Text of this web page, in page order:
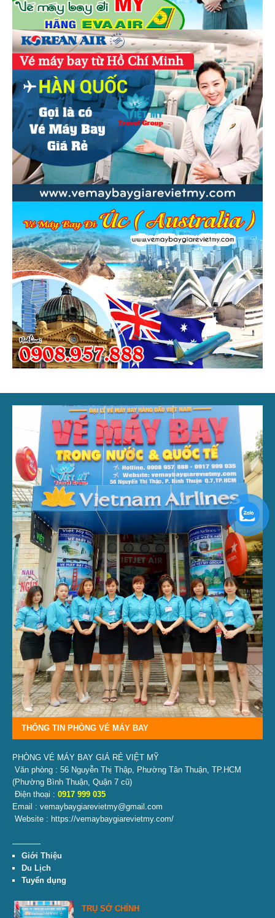
THÔNG TIN PHÒNG VÉ MÁY BAY
PHÒNG VÉ MÁY BAY GIÁ RẺ VIỆT MỸ
Văn phòng : 56 Nguyễn Thị Thập, Phường Tân Thuận, TP.HCM
(Phường Bình Thuận, Quận 7 cũ)
Điện thoại : 0917 999 035
Email : vemaybaygiarevietmy@gmail.com
Website : https://vemaybaygiarevietmy.com/
———–
Giới Thiệu
Du Lịch
Tuyển dụng
TRỤ SỞ CHÍNH